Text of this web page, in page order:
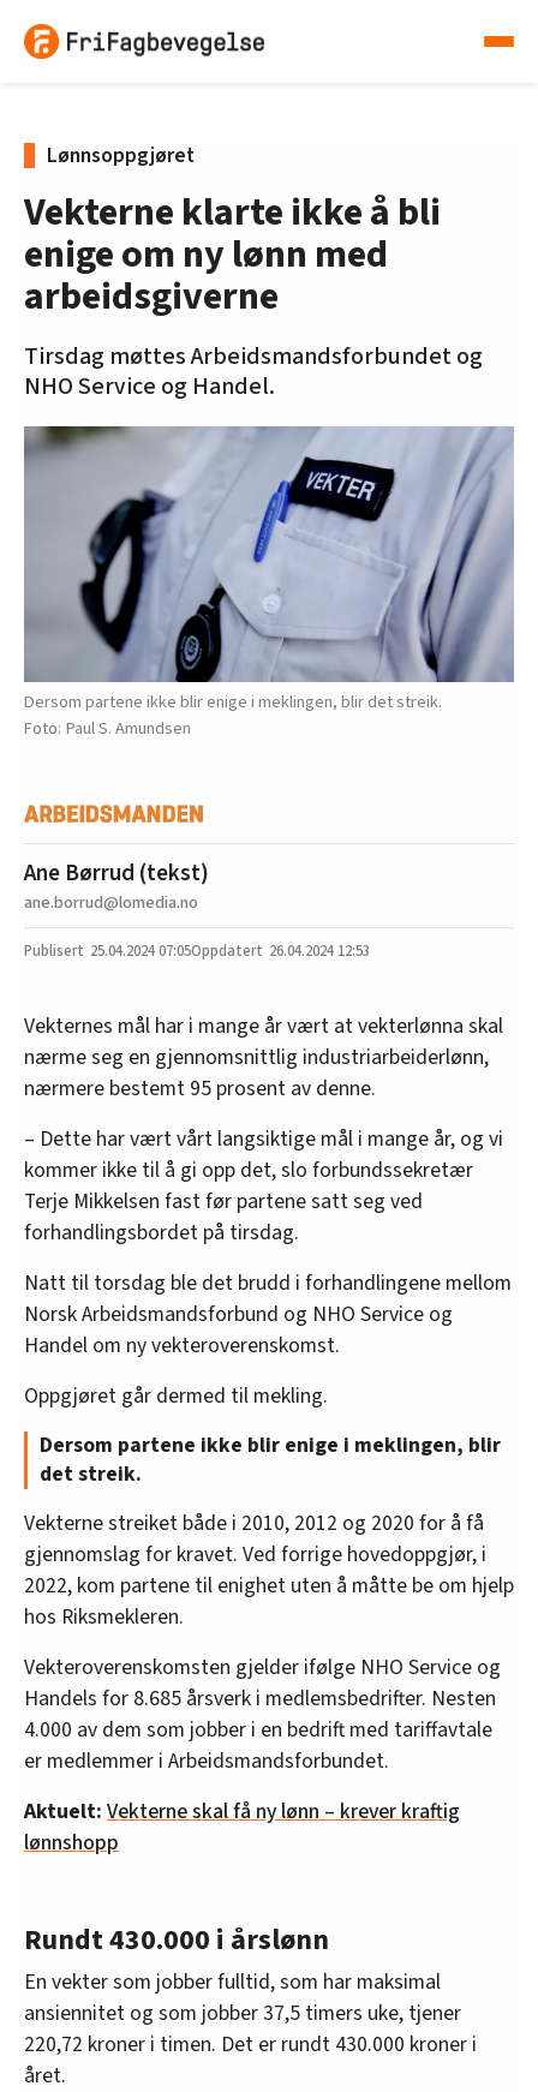
Lønnsoppgjøret
Vekterne klarte ikke å bli
enige om ny lønn med
arbeidsgiverne
Tirsdag møttes Arbeidsmandsforbundet og
NHO Service og Handel.
Dersom partene ikke blir enige i meklingen, blir det streik.
Paul S. Amundsen
Ane Børrud (tekst)
ane.borrud@lomedia.no
25.04.202407:05 26.04.2024 12:53
Vekternes mål har i mange år vært at vekterlønna skal
nærme seg en gjennomsnittlig industriarbeiderlønn,
nærmere bestemt 95 prosent av denne.
– Dette har vært vårt langsiktige mål i mange år, og vi
kommer ikke til å gi opp det, slo forbundssekretær
Terje Mikkelsen fast før partene satt seg ved
forhandlingsbordet på tirsdag.
Natt til torsdag ble det brudd i forhandlingene mellom
Norsk Arbeidsmandsforbund og NHO Service og
Handel om ny vekteroverenskomst.
Oppgjøret går dermed til mekling.
Dersom partene ikke blir enige i meklingen, blir
det streik.
Vekterne streiket både i 2010, 2012 og 2020 for å få
gjennomslag for kravet. Ved forrige hovedoppgjør, i
2022, kom partene til enighet uten å måtte be om hjelp
hos Riksmekleren.
Vekteroverenskomsten gjelder ifølge NHO Service og
Handels for 8.685 årsverk i medlemsbedrifter. Nesten
4.000 av dem som jobber i en bedrift med tariffavtale
er medlemmer i Arbeidsmandsforbundet.
Aktuelt: Vekterne skal få ny lønn – krever kraftig
lønnshopp
Rundt 430.000 i årslønn
En vekter som jobber fulltid, som har maksimal
ansiennitet og som jobber 37,5 timers uke, tjener
220,72 kroner i timen. Det er rundt 430.000 kroner i
året.